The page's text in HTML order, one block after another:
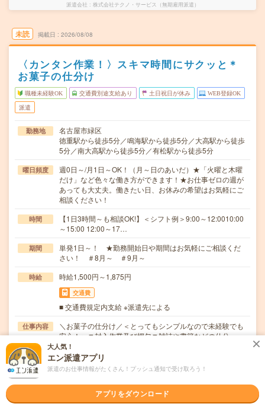
派遣会社 株式会社テクノ・サービス（無期雇用派遣）
未読 掲載日 2026/08/08
〈カンタン作業！〉スキマ時間にサクッと＊
お菓子の仕分け
職種未経験OK 交通費別途支給あり 土日祝日が休み WEB登録OK
派遣
勤務地
名古屋市緑区
徳重駅から徒歩5分／鳴海駅から徒歩5分／大高駅から徒歩
5分／南大高駅から徒歩5分／有松駅から徒歩5分
曜日頻度
週0日～/月1日～OK！（月～日のあいだ）★「火曜と木曜
だけ」など色々な働き方ができます！★お仕事ゼロの週が
あっても大丈夫。働きたい日、お休みの希望はお気軽にご
相談ください！
時間
【1日3時間～も相談OK!】＜シフト例＞9:00～12:0010:00
～15:00 12:00～17…
期間
単発1日～！ ★勤務開始日や期間はお気軽にご相談くだ
さい！ ＃8月～ ＃9月～
時給 時給1,500円～1,875円
交通費
■ 交通費規定内支給 ※派遣先による
仕事内容
＼お菓子の仕分け／＜とってもシンプルなので未経験でも
安心！＞▼封入作業及び梱包▼雑誌や書籍などの仕分…
応募資格
職種未経験OK / ブランクOK / パソコンスキル不要 / 英語力
不要
▼未経験OK！（副業歓迎☆）▼高校生不可▼携帯電話をお
持ちの方（業務連絡に使用）※応募後のご連絡はメ…
大人気！
エン派遣アプリ
派遣のお仕事情報がたくさん！プッシュ通知で受け取ろう！
アプリをダウンロード